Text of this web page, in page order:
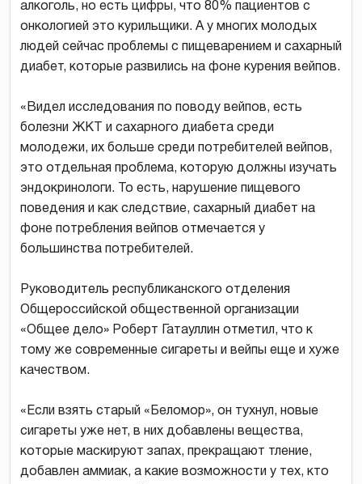
алкоголь, но есть цифры, что 80% пациентов с
онкологией это курильщики. А у многих молодых
людей сейчас проблемы с пищеварением и сахарный
диабет, которые развились на фоне курения вейпов.
«Видел исследования по поводу вейпов, есть
болезни ЖКТ и сахарного диабета среди
молодежи, их больше среди потребителей вейпов,
это отдельная проблема, которую должны изучать
эндокринологи. То есть, нарушение пищевого
поведения и как следствие, сахарный диабет на
фоне потребления вейпов отмечается у
большинства потребителей.
Руководитель республиканского отделения
Общероссийской общественной организации
«Общее дело» Роберт Гатауллин отметил, что к
тому же современные сигареты и вейпы еще и хуже
качеством.
«Если взять старый «Беломор», он тухнул, новые
сигареты уже нет, в них добавлены вещества,
которые маскируют запах, прекращают тление,
добавлен аммиак, а какие возможности у тех, кто